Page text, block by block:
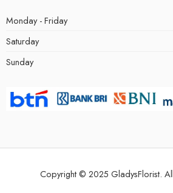
Monday - Friday
Saturday
Sunday
Copyright © 2025 GladysFlorist.